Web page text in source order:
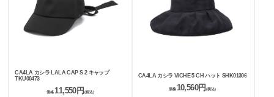
CA4LA カシラ LALA CAP S 2 キャップ
TKU00473
価格 11,550円(税込)
CA4LA カシラ VICHE 5 CH ハット SHK01306
価格 10,560円 (税込)